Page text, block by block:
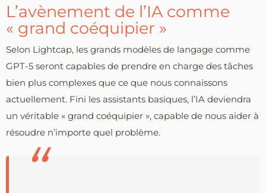
L’avènement de l’IA comme
« grand coéquipier »
Selon Lightcap, les grands modèles de langage comme
GPT-5 seront capables de prendre en charge des tâches
bien plus complexes que ce que nous connaissons
actuellement. Fini les assistants basiques, l’IA deviendra
un véritable « grand coéquipier », capable de nous aider à
résoudre n’importe quel problème.